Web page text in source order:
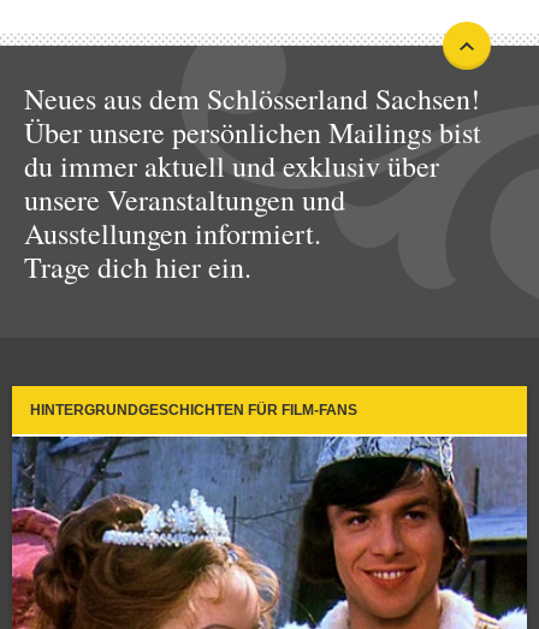
Neues aus dem Schlösserland Sachsen!
Über unsere persönlichen Mailings bist
du immer aktuell und exklusiv über
unsere Veranstaltungen und
Ausstellungen informiert.
Trage dich hier ein.
HINTERGRUNDGESCHICHTEN FÜR FILM-FANS